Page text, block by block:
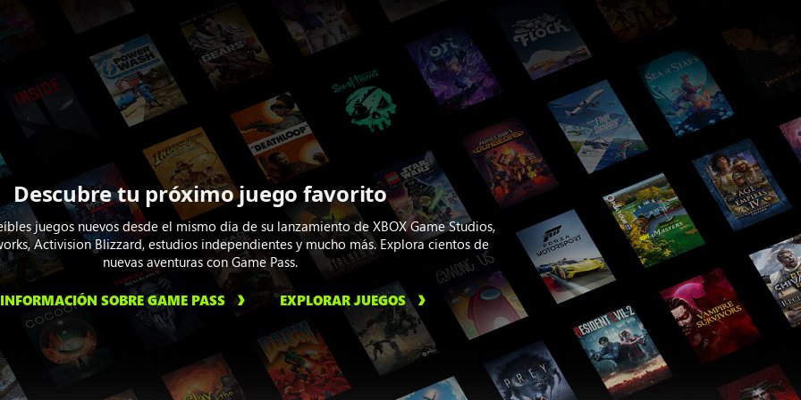
Descubre tu próximo juego favorito
juegos nuevos desde el mismo día de su lanzamiento de XBOX Game Studios,
Activision Blizzard, estudios independientes y mucho más. Explora cientos de
nuevas aventuras con Game Pass.
SOBRE GAME PASS EXPLORAR JUEGOS